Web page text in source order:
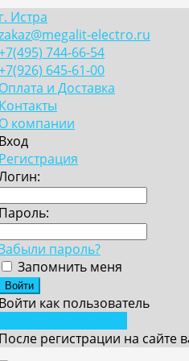
Истра
electro.ru
744-66-54
645-61-00
и Доставка
компании
пароль?
Запомнить меня
как пользователь
регистрации на сайте